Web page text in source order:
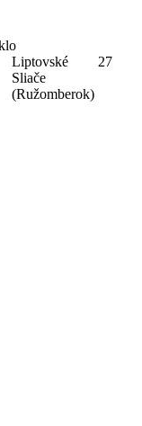
Liptovské
Sliače
(Ružomberok)
27